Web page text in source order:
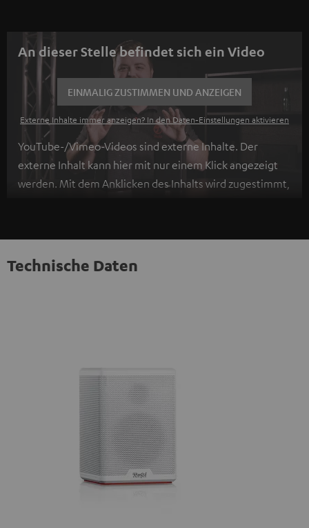
An dieser Stelle befindet sich ein Video
EINMALIG ZUSTIMMEN UND ANZEIGEN
Externe Inhalte immer anzeigen? In den Daten‑Einstellungen aktivieren
YouTube-/Vimeo-Videos sind externe Inhalte. Der
externe Inhalt kann hier mit nur einem Klick angezeigt
werden. Mit dem Anklicken des Inhalts wird zugestimmt,
übermittelt werden.Weitere Informationen sind in der
Datenschutzerklärung unter I zu finden
Technische Daten